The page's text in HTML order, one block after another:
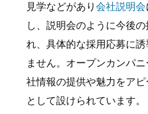
見学などがあり 会社説明会
し、説明会のように今後
れ、具体的な採用応募に
ません。オープンカンパ
社情報の提供や魅力をア
として設けられています。